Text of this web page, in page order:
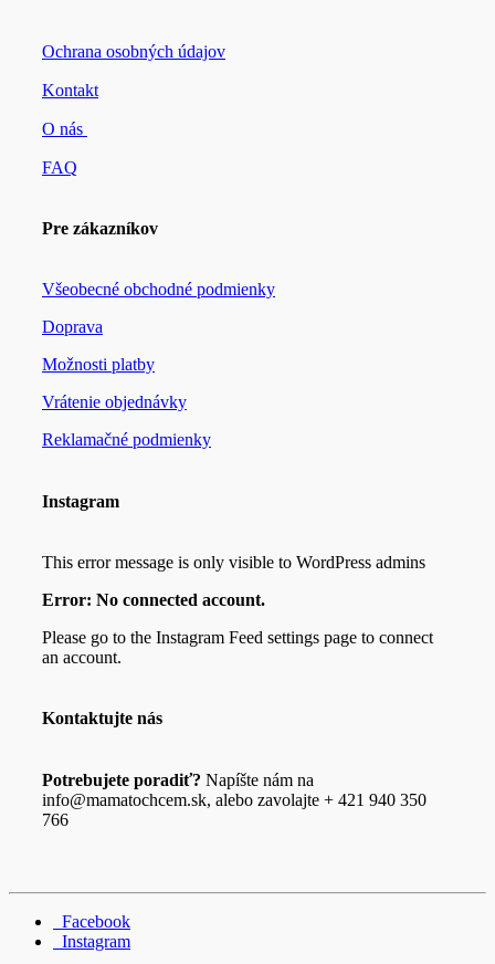
Ochrana osobných údajov
Kontakt
O nás
FAQ
Pre zákazníkov
Všeobecné obchodné podmienky
Doprava
Možnosti platby
Vrátenie objednávky
Reklamačné podmienky
Instagram
This error message is only visible to WordPress admins
Error: No connected account.
Please go to the Instagram Feed settings page to connect
an account.
Kontaktujte nás
Potrebujete poradiť? Napíšte nám na
info@mamatochcem.sk, alebo zavolajte + 421 940 350
766
Facebook
Instagram